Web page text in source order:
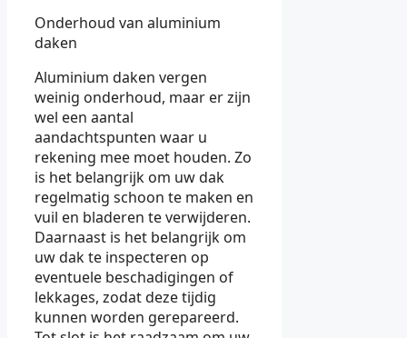
Onderhoud van aluminium
daken
Aluminium daken vergen
weinig onderhoud, maar er zijn
wel een aantal
aandachtspunten waar u
rekening mee moet houden. Zo
is het belangrijk om uw dak
regelmatig schoon te maken en
vuil en bladeren te verwijderen.
Daarnaast is het belangrijk om
uw dak te inspecteren op
eventuele beschadigingen of
lekkages, zodat deze tijdig
kunnen worden gerepareerd.